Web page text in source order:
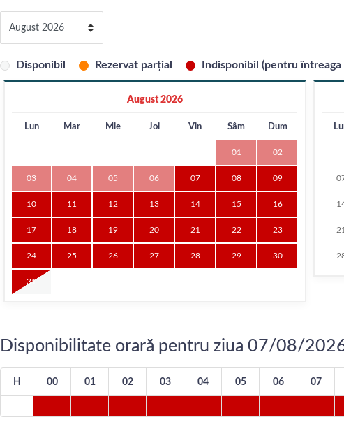
Disponibil Rezervat parțial Indisponibil (pentru
August 2026
Lun Mar Mie Joi Vin Sâm Dum
01 02
03 04 05 06 07 08 09
10 11 12 13 14 15 16
17 18 19 20 21 22 23
24 25 26 27 28 29 30
31
21
Disponibilitate orară pentru ziua 07/08/
H 00 01 02 03 04 05 06 07